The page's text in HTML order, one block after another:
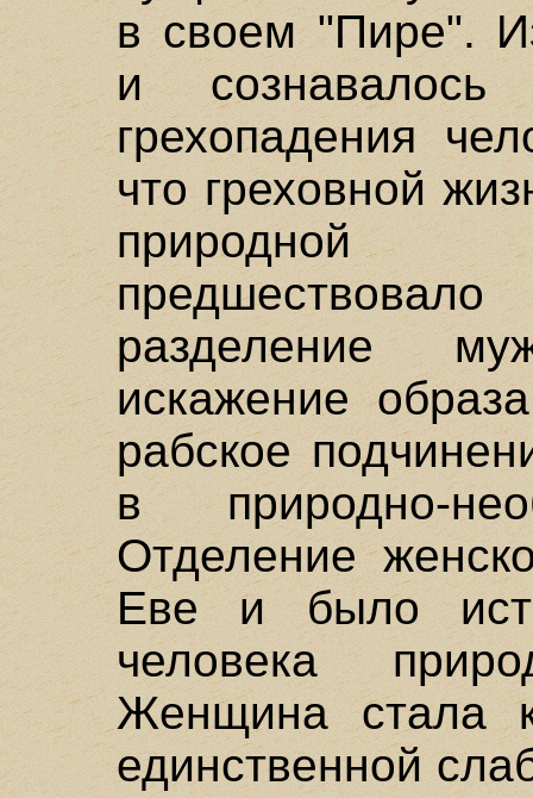
в своем "Пире".
и
грехопадения
что греховной
природной
разделение
искажение
рабское
в природно-
Отделение
Еве и было
человека
Женщина стала
единственной